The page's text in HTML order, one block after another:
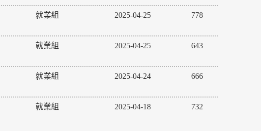
就業組 2025-04-25 778
就業組 2025-04-25 643
就業組 2025-04-24 666
就業組 2025-04-18 732